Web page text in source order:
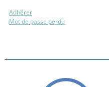
Adhérer
Mot de passe perdu